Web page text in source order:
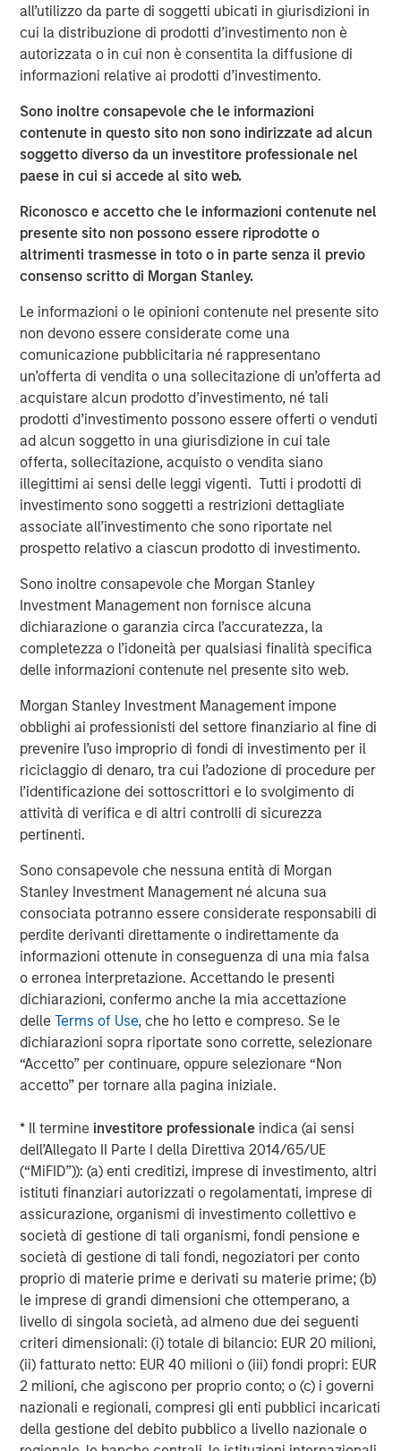
all’utilizzo da parte di soggetti ubicati in giurisdizioni in
cui la distribuzione di prodotti d’investimento non è
autorizzata o in cui non è consentita la diffusione di
informazioni relative ai prodotti d’investimento.
Sono inoltre consapevole che le informazioni
contenute in questo sito non sono indirizzate ad alcun
soggetto diverso da un investitore professionale nel
paese in cui si accede al sito web.
Riconosco e accetto che le informazioni contenute nel
presente sito non possono essere riprodotte o
altrimenti trasmesse in toto o in parte senza il previo
consenso scritto di Morgan Stanley.
Le informazioni o le opinioni contenute nel presente sito
non devono essere considerate come una
comunicazione pubblicitaria né rappresentano
un’offerta di vendita o una sollecitazione di un’offerta ad
acquistare alcun prodotto d’investimento, né tali
prodotti d’investimento possono essere offerti o venduti
ad alcun soggetto in una giurisdizione in cui tale
offerta, sollecitazione, acquisto o vendita siano
illegittimi ai sensi delle leggi vigenti. Tutti i prodotti di
investimento sono soggetti a restrizioni dettagliate
associate all’investimento che sono riportate nel
prospetto relativo a ciascun prodotto di investimento.
Sono inoltre consapevole che Morgan Stanley
Investment Management non fornisce alcuna
dichiarazione o garanzia circa l’accuratezza, la
completezza o l’idoneità per qualsiasi finalità specifica
delle informazioni contenute nel presente sito web.
Morgan Stanley Investment Management impone
obblighi ai professionisti del settore finanziario al fine di
prevenire l’uso improprio di fondi di investimento per il
riciclaggio di denaro, tra cui l’adozione di procedure per
l’identificazione dei sottoscrittori e lo svolgimento di
attività di verifica e di altri controlli di sicurezza
pertinenti.
Sono consapevole che nessuna entità di Morgan
Stanley Investment Management né alcuna sua
consociata potranno essere considerate responsabili di
perdite derivanti direttamente o indirettamente da
informazioni ottenute in conseguenza di una mia falsa
o erronea interpretazione. Accettando le presenti
dichiarazioni, confermo anche la mia accettazione
delleTerms of Use, che ho letto e compreso. Se le
dichiarazioni sopra riportate sono corrette, selezionare
“Accetto” per continuare, oppure selezionare “Non
accetto” per tornare alla pagina iniziale.
* Il termine investitore professionale indica (ai sensi
dell’Allegato II Parte I della Direttiva 2014/65/UE
(“MiFID”)): (a) enti creditizi, imprese di investimento, altri
istituti finanziari autorizzati o regolamentati, imprese di
assicurazione, organismi di investimento collettivo e
società di gestione di tali organismi, fondi pensione e
società di gestione di tali fondi, negoziatori per conto
proprio di materie prime e derivati su materie prime; (b)
le imprese di grandi dimensioni che ottemperano, a
livello di singola società, ad almeno due dei seguenti
criteri dimensionali: (i) totale di bilancio: EUR 20 milioni,
(ii) fatturato netto: EUR 40 milioni o (iii) fondi propri: EUR
2 milioni, che agiscono per proprio conto; o (c) i governi
nazionali e regionali, compresi gli enti pubblici incaricati
della gestione del debito pubblico a livello nazionale o
The Covid-19 global health crisis has forced merchants to
close physical storefronts and adapt to a new world of
commerce and customer interactions. As a result, Ecwid
has seen a surge in adoption of their free and easy-to-
use solution; new customer sign-ups have tripled as
merchants turn to Ecwid to transition their businesses
online to survive during this time of uncertainty.
Transaction volume amongst Ecwid’s hundreds-of-
thousands of active customers increased more than 50
percent from April to March alone.
“High costs and complex technology have traditionally
prevented the majority of small businesses from shifting
their brick-and-mortar presence to digital. Ecwid is at the
forefront of empowering small businesses to meet those
challenges head-on,” said Ruslan Fazlyev, Founder and
CEO of Ecwid. “The support early on from Runa Capital as
we spun Ecwid out of a previous e-commerce company,
X-Cart, played a massive role in the expansion of our
partner channels, and iTech Capital was an important
player in funding further growth. The new wave of
funding gives us the resources and flexibility to
accelerate the evolution of an e-commerce platform and
to further expand internationally. We are playing an
important role in enabling small businesses to survive,
thrive and grow in this new Covid-19 world.”
Over the last decade, Ecwid has steadily built an
expanding set of tools and signed up more than 1.5 million
small businesses in more than 175 countries and
supporting 54 languages. Ecwid has seen significant
growth over the past two years, with new customer sign-
this quarter vs. 2019. Ecwid has also earned a Net
Promoter Score of 60, far above the industry average.
Industry and customer reviews consistently rank Ecwid
favorably against all other e-commerce platforms.
“Covid-19 is reinforcing what we already knew: e-
commerce is vital, and it’s available to even the smallest
novice Internet users can adopt quickly,” said Phil Dur of
PeakSpan Capital. “We have been watching Ecwid for
many years.The company’s impressive capital efficiency
and very strong long-term market opportunity made it an
easy decision for us to partner with them during this next
phase of growth.”
“Ecwid is truly helping its customers make the most of e-
commerce enablement at a time when their traditional
retail businesses have been disrupted so dramatically,”
said Pete Chung of Morgan Stanley Expansion Capital.
and beloved solution that allows any mom-and-pop shop
to embrace the online world, dramatically expanding
their revenue and market potential.”
“We partnered with Ecwid in 2011 when the company
reached their hundred thousand merchant milestone and
operated primarily out of Russia,” said Dmitry
Chikhachev, co-founder and Managing Partner at Runa
Capital. “Today, Ecwid is one of the leading e-commerce
platforms. powering over 1.5 million merchants across the
globe and now headquartered in California. The founders
and the team have transformed the company into a
global leader, and we are proud of our work and
collaboration to get them to this point.”
“After five years of joint effort growing a truly